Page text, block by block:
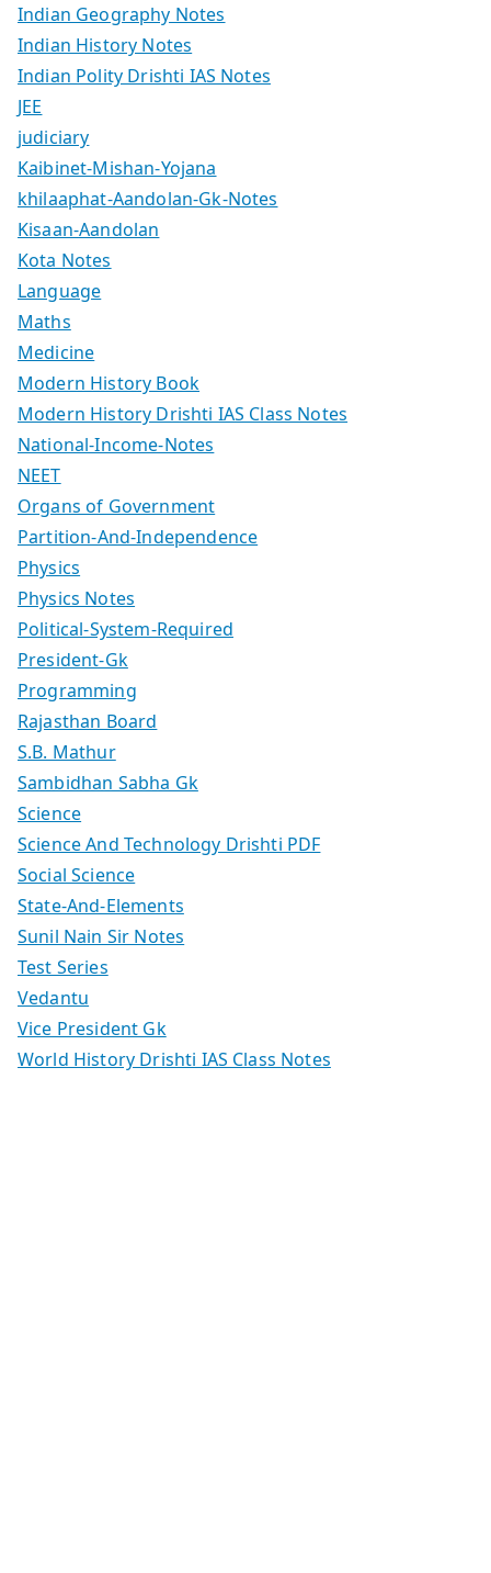
Indian Geography Notes
Indian History Notes
Indian Polity Drishti IAS Notes
JEE
judiciary
Kaibinet-Mishan-Yojana
khilaaphat-Aandolan-Gk-Notes
Kisaan-Aandolan
Kota Notes
Language
Maths
Medicine
Modern History Book
Modern History Drishti IAS Class Notes
National-Income-Notes
NEET
Organs of Government
Partition-And-Independence
Physics
Physics Notes
Political-System-Required
President-Gk
Programming
Rajasthan Board
S.B. Mathur
Sambidhan Sabha Gk
Science
Science And Technology Drishti PDF
Social Science
State-And-Elements
Sunil Nain Sir Notes
Test Series
Vedantu
Vice President Gk
World History Drishti IAS Class Notes